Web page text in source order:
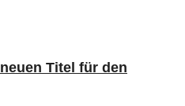
Titel für den